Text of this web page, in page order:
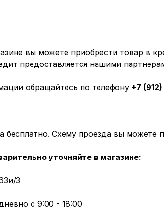
вы можете приобрести товар в
предоставляется нашими
обращайтесь по телефону +7
бесплатно. Схему проезда вы можете
уточняйте в магазине:
3
с 9:00 - 18:00